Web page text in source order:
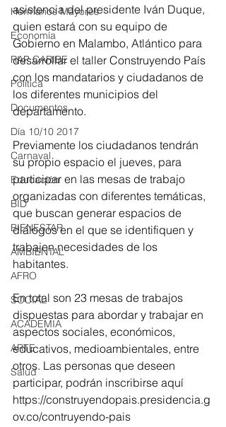
Hermanos Mayores
Economía
RAP CARIBE
Política
Documentos
Día 10/10 2017
Carnaval
Educación
BID
BIENESTAR
AMBIENTAL
AFRO
SOCIAL
ACADEMIA
ARTE
Salud
asistencia del presidente Iván Duque,
quien estará con su equipo de
Gobierno en Malambo, Atlántico para
desarrollar el taller Construyendo País
con los mandatarios y ciudadanos de
los diferentes municipios del
departamento.
Previamente los ciudadanos tendrán
su propio espacio el jueves, para
participar en las mesas de trabajo
organizadas con diferentes temáticas,
que buscan generar espacios de
diálogos en el que se identifiquen y
trabajen necesidades de los
habitantes.
En total son 23 mesas de trabajos
dispuestas para abordar y trabajar en
aspectos sociales, económicos,
educativos, medioambientales, entre
otros. Las personas que deseen
participar, podrán inscribirse aquí
https://construyendopais.presidencia.g
ov.co/contruyendo-pais